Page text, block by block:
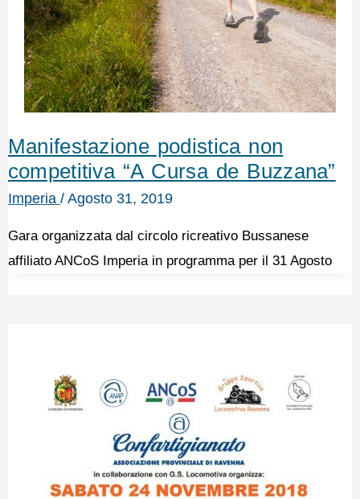
Manifestazione podistica non
competitiva “A Cursa de Buzzana”
Imperia / Agosto 31, 2019
Gara organizzata dal circolo ricreativo Bussanese
affiliato ANCoS Imperia in programma per il 31 Agosto